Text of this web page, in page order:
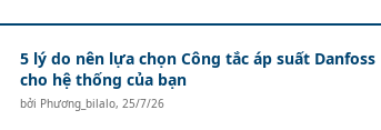
5 lý do nên lựa chọn Công tắc áp suất Danfoss
cho hệ thống của bạn
bởi Phương_bilalo, 25/7/26